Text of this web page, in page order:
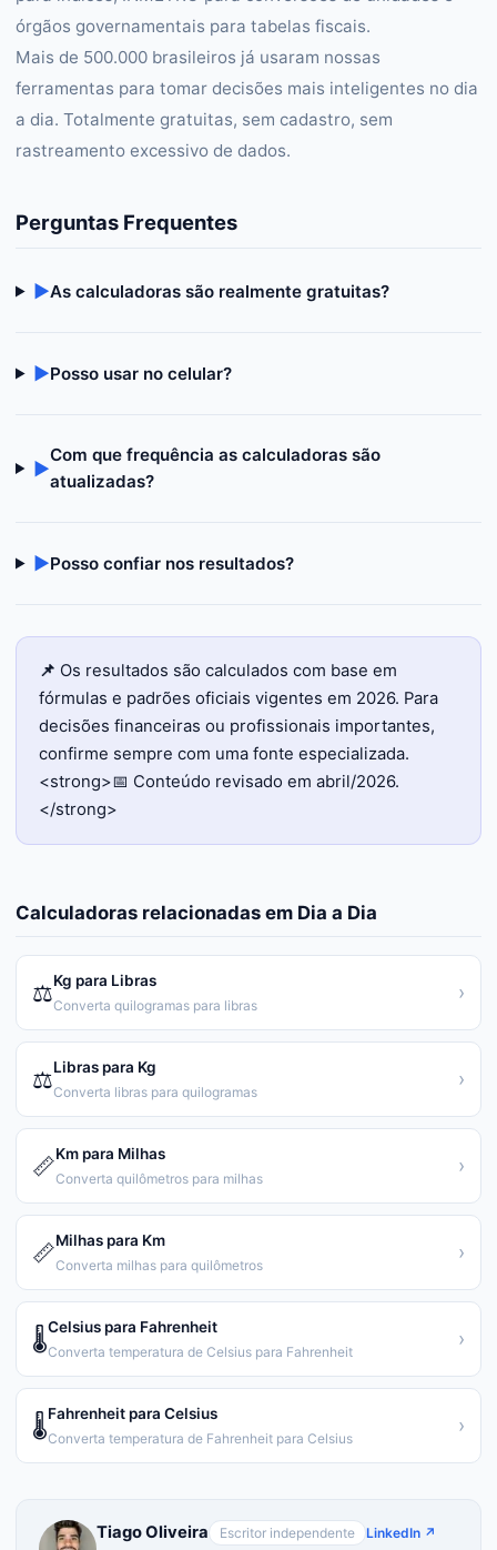
órgãos governamentais para tabelas fiscais.
Mais de 500.000 brasileiros já usaram nossas
ferramentas para tomar decisões mais inteligentes no dia
a dia. Totalmente gratuitas, sem cadastro, sem
rastreamento excessivo de dados.
Perguntas Frequentes
▶As calculadoras são realmente gratuitas?
▶Posso usar no celular?
▶
Com que frequência as calculadoras são
atualizadas?
▶Posso confiar nos resultados?
📌 Os resultados são calculados com base em
fórmulas e padrões oficiais vigentes em 2026. Para
decisões financeiras ou profissionais importantes,
confirme sempre com uma fonte especializada.
<strong>📅 Conteúdo revisado em abril/2026.
</strong>
Calculadoras relacionadas em Dia a Dia
⚖️Kg para Libras
Converta quilogramas para libras
›
⚖️Libras para Kg
Converta libras para quilogramas
›
📏Km para Milhas
Converta quilômetros para milhas
›
📏Milhas para Km
Converta milhas para quilômetros
›
🌡️Celsius para Fahrenheit
Converta temperatura de Celsius para Fahrenheit
›
🌡️Fahrenheit para Celsius
Converta temperatura de Fahrenheit para Celsius
›
Tiago Oliveira Escritor independente LinkedIn ↗